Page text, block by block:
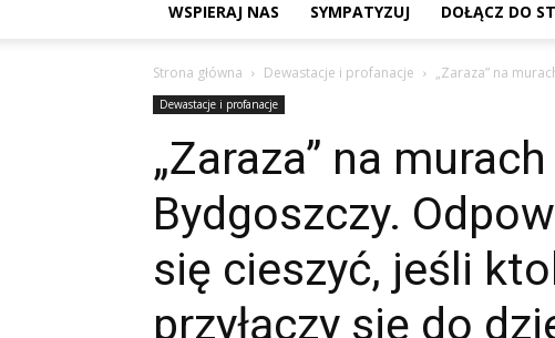
WSPIERAJ NAS SYMPATYZUJ DOŁĄCZ DO
Strona główna Dewastacje i profanacje „Zaraza” na
Dewastacje i profanacje
„Zaraza” na
Bydgoszczy.
się cieszyć, jeśli
przyłączy się do